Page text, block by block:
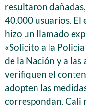
resultaron
40.000 usuarios. El
hizo un llamado
«Solicito a la
de la Nación y a
verifiquen el
adopten las
correspondan. Cali